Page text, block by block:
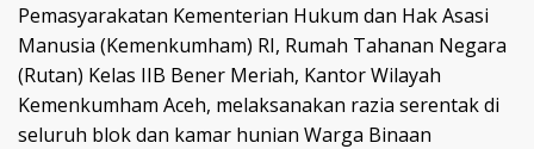
Pemasyarakatan Kementerian Hukum dan Hak Asasi
Manusia (Kemenkumham) RI, Rumah Tahanan Negara
(Rutan) Kelas IIB Bener Meriah, Kantor Wilayah
Kemenkumham Aceh, melaksanakan razia serentak di
seluruh blok dan kamar hunian Warga Binaan